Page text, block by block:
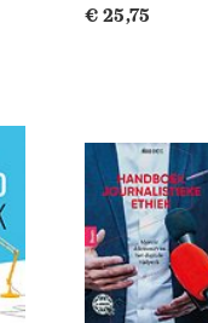
€ 25,75